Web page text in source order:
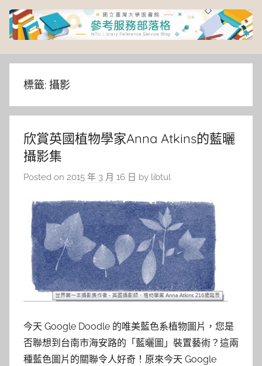
Skip
content
臺
灣
大
學
圖
考
服
務
標籤: 攝影
欣賞英國植物學家Anna Atkins的藍曬
攝影集
Posted on 2015 年 3 月 16 日 by libtul
今天 Google Doodle 的唯美藍色系植物圖片，您是
否聯想到台南市海安路的「藍曬圖」裝置藝術？這兩
種藍色圖片的關聯令人好奇！原來今天 Google